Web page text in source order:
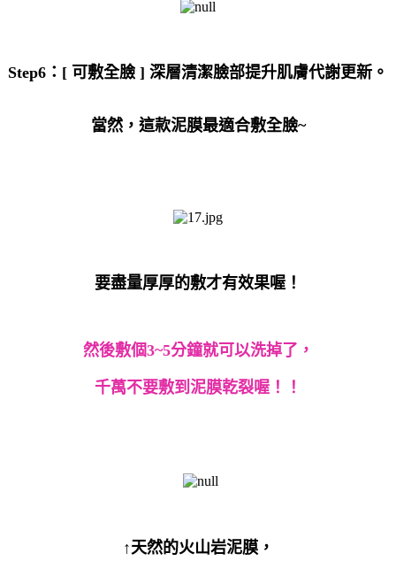
Step6 ： [ 可敷全臉 ] 深層清潔臉部提升肌膚代謝更新。
當然，這款泥膜最適合敷全臉~
要盡量厚厚的敷才有效果喔！
然後敷個3~5分鐘就可以洗掉了，
千萬不要敷到泥膜乾裂喔！！
↑天然的火山岩泥膜，